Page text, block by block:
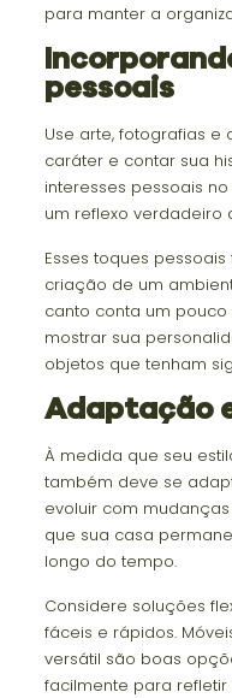
para manter a
pessoais
Use arte, fotografias
caráter e contar sua
interesses pessoais
um reflexo verdadeiro
Esses toques
criação de um
canto conta um
mostrar sua
objetos que tenham
Adaptação
À medida que seu
também deve se
evoluir com
que sua casa
longo do tempo.
Considere soluções
fáceis e rápidos.
versátil são boas
facilmente para refletir